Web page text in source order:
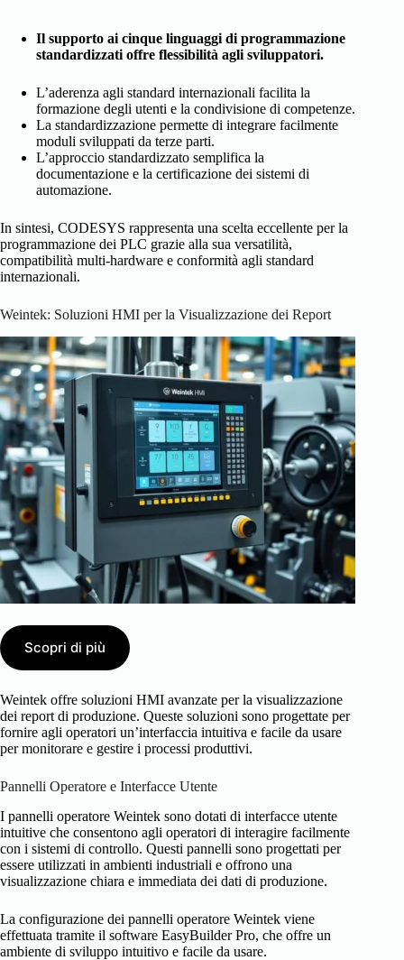
Il supporto ai cinque linguaggi di programmazione
standardizzati offre flessibilità agli sviluppatori.
L’aderenza agli standard internazionali facilita la
formazione degli utenti e la condivisione di competenze.
La standardizzazione permette di integrare facilmente
moduli sviluppati da terze parti.
L’approccio standardizzato semplifica la
documentazione e la certificazione dei sistemi di
automazione.
In sintesi, CODESYS rappresenta una scelta eccellente per la
programmazione dei PLC grazie alla sua versatilità,
compatibilità multi-hardware e conformità agli standard
internazionali.
Weintek: Soluzioni HMI per la Visualizzazione dei Report
Scopri di più
Weintek offre soluzioni HMI avanzate per la visualizzazione
dei report di produzione. Queste soluzioni sono progettate per
fornire agli operatori un’interfaccia intuitiva e facile da usare
per monitorare e gestire i processi produttivi.
Pannelli Operatore e Interfacce Utente
I pannelli operatore Weintek sono dotati di interfacce utente
intuitive che consentono agli operatori di interagire facilmente
con i sistemi di controllo. Questi pannelli sono progettati per
essere utilizzati in ambienti industriali e offrono una
visualizzazione chiara e immediata dei dati di produzione.
La configurazione dei pannelli operatore Weintek viene
effettuata tramite il software EasyBuilder Pro, che offre un
ambiente di sviluppo intuitivo e facile da usare.